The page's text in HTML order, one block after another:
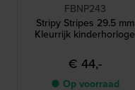
FBNP243
Stripy Stripes 29.5 mm
Kleurrijk kinderhorloge
€ 44,-
● Op voorraad